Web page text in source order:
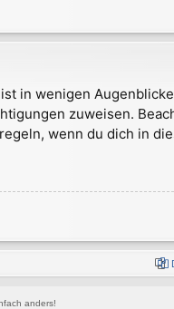
in wenigen
zuweisen.
wenn du dich in
anders!